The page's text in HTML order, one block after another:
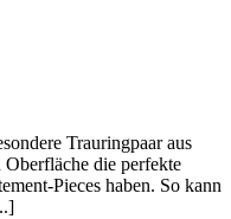
Trauringpaar aus
die perfekte
Pieces haben. So kann